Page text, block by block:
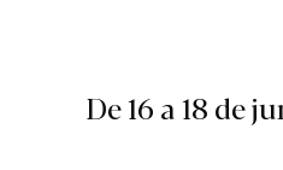
De 16 a 18 de